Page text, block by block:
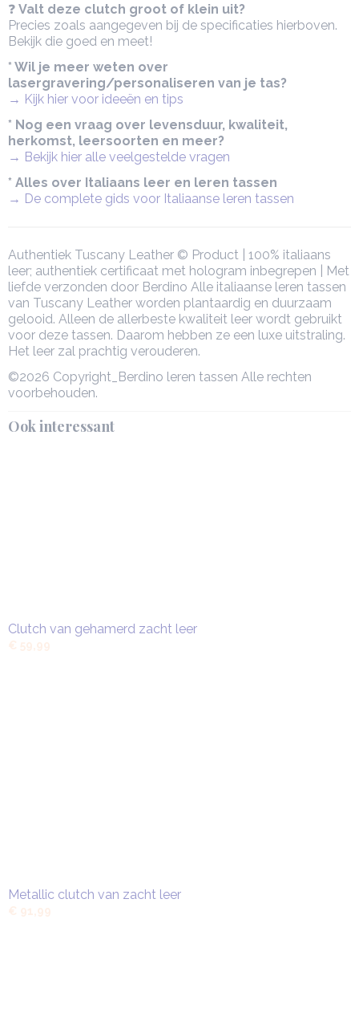
❓ Valt deze clutch groot of klein uit?
Precies zoals aangegeven bij de specificaties hierboven.
Bekijk die goed en meet!
* Wil je meer weten over
lasergravering/personaliseren van je tas?
→ Kijk hier voor ideeën en tips
* Nog een vraag over levensduur, kwaliteit,
herkomst, leersoorten en meer?
→ Bekijk hier alle veelgestelde vragen
* Alles over Italiaans leer en leren tassen
→ De complete gids voor Italiaanse leren tassen
Authentiek Tuscany Leather © Product | 100% italiaans
leer; authentiek certificaat met hologram inbegrepen | Met
liefde verzonden door Berdino Alle italiaanse leren tassen
van Tuscany Leather worden plantaardig en duurzaam
gelooid. Alleen de allerbeste kwaliteit leer wordt gebruikt
voor deze tassen. Daarom hebben ze een luxe uitstraling.
Het leer zal prachtig verouderen.
©2026 Copyright_Berdino leren tassen Alle rechten
voorbehouden.
Ook interessant
Clutch van gehamerd zacht leer
€ 59,99
Metallic clutch van zacht leer
€ 91,99